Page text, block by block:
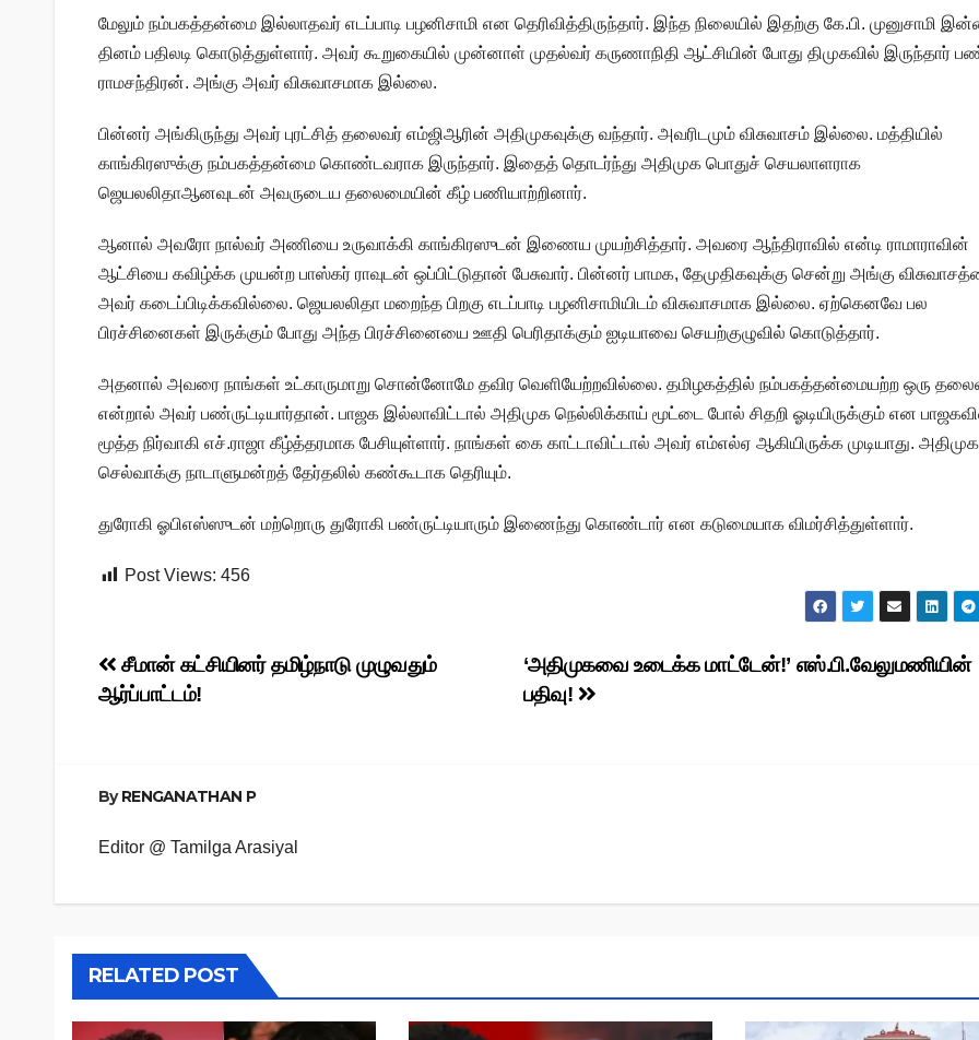
மேலும் நம்பகத்தன்மை இல்லாதவர் எடப்பாடி பழனிசாமி என தெரிவித்திருந்தார். இந்த நிலையில் இதற்கு கே.பி. முனுசாமி
தினம் பதிலடி கொடுத்துள்ளார். அவர் கூறுகையில் முன்னாள் முதல்வர் கருணாநிதி ஆட்சியின் போது திமுகவில் இருந்தார்
ராமசந்திரன். அங்கு அவர் விசுவாசமாக இல்லை.
பின்னர் அங்கிருந்து அவர் புரட்சித் தலைவர் எம்ஜிஆரின் அதிமுகவுக்கு வந்தார். அவரிடமும் விசுவாசம் இல்லை. மத்தியில்
காங்கிரஸுக்கு நம்பகத்தன்மை கொண்டவராக இருந்தார். இதைத் தொடர்ந்து அதிமுக பொதுச் செயலாளராக
ஜெயலலிதாஆனவுடன் அவருடைய தலைமையின் கீழ் பணியாற்றினார்.
ஆனால் அவரோ நால்வர் அணியை உருவாக்கி காங்கிரஸுடன் இணைய முயற்சித்தார். அவரை ஆந்திராவில் என்டி ராமாராவின்
ஆட்சியை கவிழ்க்க முயன்ற பாஸ்கர் ராவுடன் ஒப்பிட்டுதான் பேசுவார். பின்னர் பாமக, தேமுதிகவுக்கு சென்று அங்கு
அவர் கடைப்பிடிக்கவில்லை. ஜெயலலிதா மறைந்த பிறகு எடப்பாடி பழனிசாமியிடம் விசுவாசமாக இல்லை. ஏற்கெனவே பல
பிரச்சினைகள் இருக்கும் போது அந்த பிரச்சினையை ஊதி பெரிதாக்கும் ஐடியாவை செயற்குழுவில் கொடுத்தார்.
அதனால் அவரை நாங்கள் உட்காருமாறு சொன்னோமே தவிர வெளியேற்றவில்லை. தமிழகத்தில் நம்பகத்தன்மையற்ற ஒரு
என்றால் அவர் பண்ருட்டியார்தான். பாஜக இல்லாவிட்டால் அதிமுக நெல்லிக்காய் மூட்டை போல் சிதறி ஓடியிருக்கும் என
மூத்த நிர்வாகி எச்.ராஜா கீழ்த்தரமாக பேசியுள்ளார். நாங்கள் கை காட்டாவிட்டால் அவர் எம்எல்ஏ ஆகியிருக்க முடியாது.
செல்வாக்கு நாடாளுமன்றத் தேர்தலில் கண்கூடாக தெரியும்.
துரோகி ஓபிஎஸ்ஸுடன் மற்றொரு துரோகி பண்ருட்டியாரும் இணைந்து கொண்டார் என கடுமையாக விமர்சித்துள்ளார்.
Post Views: 456
Post
navigation
‘அதிமுகவை உடைக்க மாட்டேன்!’ எஸ்.பி.வேலுமணியின்
பதிவு!
சீமான் கட்சியினர் தமிழ்நாடு முழுவதும்
ஆர்ப்பாட்டம்!
ByRENGANATHAN P
Editor @ Tamilga Arasiyal
RELATED POST